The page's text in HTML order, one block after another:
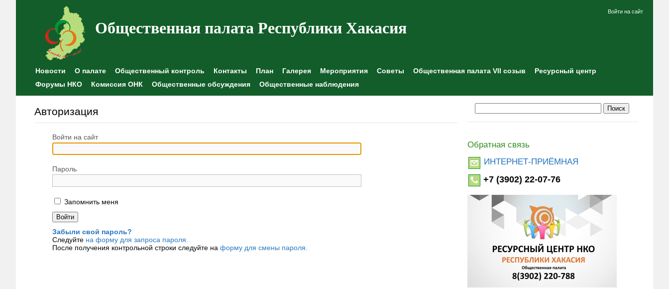
Общественная палата Республики Хакасия
Войти на сайт
Новости О палате Общественный контроль Контакты План Галерея Мероприятия Советы Общественная палата VII созыв
Ресурсный центр
Форумы НКО
Комиссия ОНК Общественные обсуждения Общественные наблюдения
Авторизация
Войти на сайт
Пароль
Запомнить меня
Забыли свой пароль?
Следуйте на форму для запроса пароля.
После получения контрольной строки следуйте на форму для смены пароля.
Обратная связь
ИНТЕРНЕТ-ПРИЁМНАЯ
+7 (3902) 22-07-76